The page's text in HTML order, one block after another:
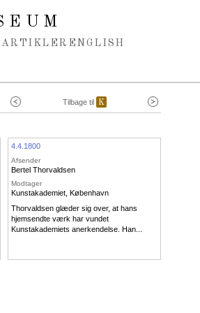
ENGLISH
Tilbage til K
4.4.1800
Afsender
Bertel Thorvaldsen
Modtager
Kunstakademiet, København
Thorvaldsen glæder sig over, at hans
hjemsendte værk har vundet
Kunstakademiets anerkendelse. Han...